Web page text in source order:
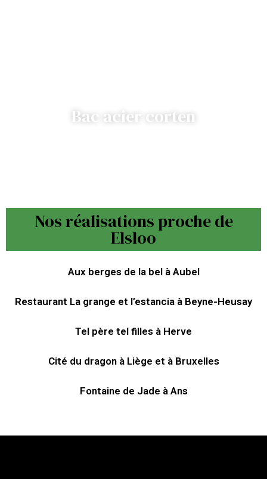
Bac acier corten
Nos réalisations proche de
Elsloo
Aux berges de la bel à Aubel
Restaurant La grange et l’estancia à Beyne-Heusay
Tel père tel filles à Herve
Cité du dragon à Liège et à Bruxelles
Fontaine de Jade à Ans